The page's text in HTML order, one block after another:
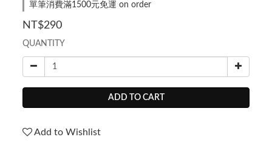
單筆消費滿1500元免運 on order
NT$290
QUANTITY
ADD TO CART
Add to Wishlist